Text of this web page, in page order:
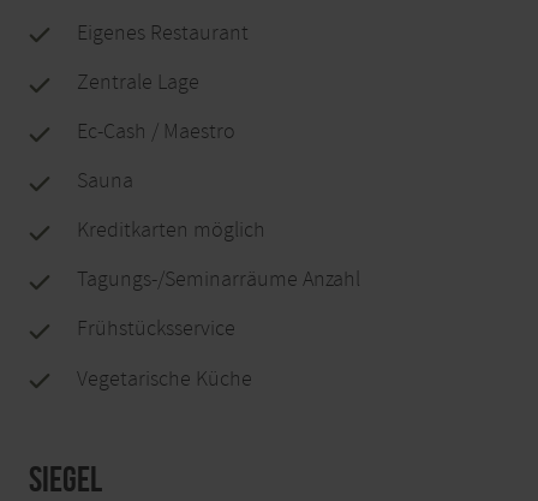
Eigenes Restaurant
Zentrale Lage
Ec-Cash / Maestro
Sauna
Kreditkarten möglich
Tagungs-/Seminarräume Anzahl
Frühstücksservice
Vegetarische Küche
Siegel